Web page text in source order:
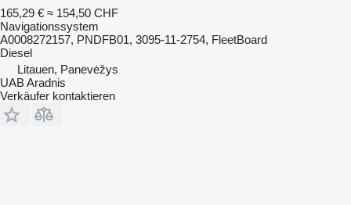
165,29 € ≈ 154,50 CHF
Navigationssystem
A0008272157, PNDFB01, 3095-11-2754, FleetBoard
Diesel
Litauen, Panevėžys
UAB Aradnis
Verkäufer kontaktieren